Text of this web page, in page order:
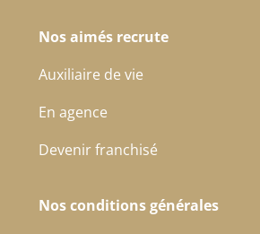
Nos aimés recrute
Auxiliaire de vie
En agence
Devenir franchisé
Nos conditions générales